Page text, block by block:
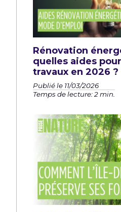
Rénovation
quelles aides
travaux en 2026 ?
Publié le 11/03/2026
Temps de lecture: 2 min.